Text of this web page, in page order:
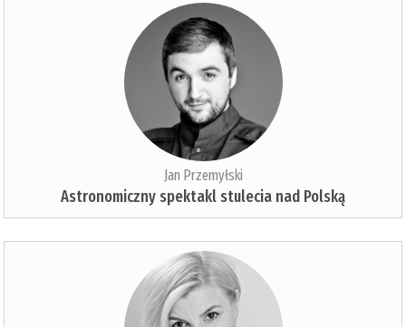
Jan Przemyłski
Astronomiczny spektakl stulecia nad Polską